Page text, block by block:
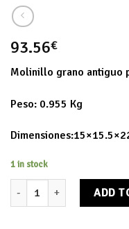
93.56€
Molinillo grano antiguo
Peso: 0.955 Kg
1 in stock
Molinillo café quantity
ADD